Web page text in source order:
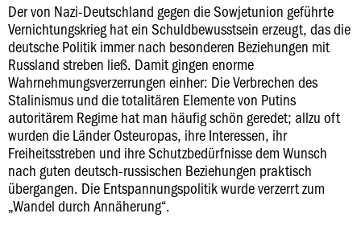
Der von Nazi-Deutschland gegen die Sowjetunion geführte
Vernichtungskrieg hat ein Schuldbewusstsein erzeugt, das die
deutsche Politik immer nach besonderen Beziehungen mit
Russland streben ließ. Damit gingen enorme
Wahrnehmungsverzerrungen einher: Die Verbrechen des
Stalinismus und die totalitären Elemente von Putins
autoritärem Regime hat man häufig schön geredet; allzu oft
wurden die Länder Osteuropas, ihre Interessen, ihr
Freiheitsstreben und ihre Schutzbedürfnisse dem Wunsch
nach guten deutsch-russischen Beziehungen praktisch
übergangen. Die Entspannungspolitik wurde verzerrt zum
„Wandel durch Annäherung“.